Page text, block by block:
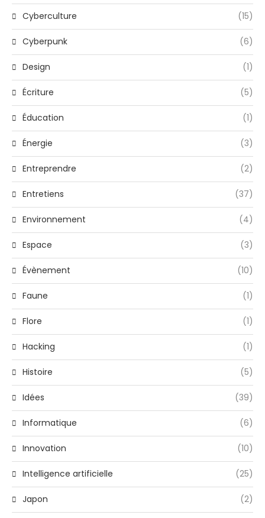
Cyberculture (15)
Cyberpunk (6)
Design (1)
Écriture (5)
Éducation (1)
Énergie (3)
Entreprendre (2)
Entretiens (37)
Environnement (4)
Espace (3)
Évènement (10)
Faune (1)
Flore (1)
Hacking (1)
Histoire (5)
Idées (39)
Informatique (6)
Innovation (10)
Intelligence artificielle (25)
Japon (2)